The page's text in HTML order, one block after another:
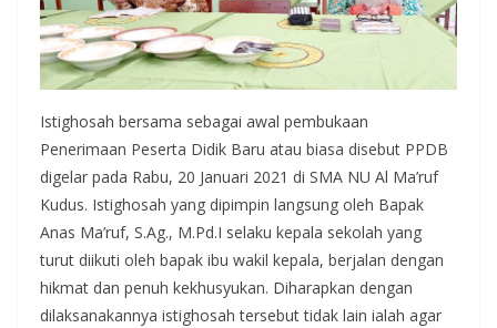
Istighosah bersama sebagai awal pembukaan
Penerimaan Peserta Didik Baru atau biasa disebut PPDB
digelar pada Rabu, 20 Januari 2021 di SMA NU Al Ma’ruf
Kudus. Istighosah yang dipimpin langsung oleh Bapak
Anas Ma’ruf, S.Ag., M.Pd.I selaku kepala sekolah yang
turut diikuti oleh bapak ibu wakil kepala, berjalan dengan
hikmat dan penuh kekhusyukan. Diharapkan dengan
dilaksanakannya istighosah tersebut tidak lain ialah agar